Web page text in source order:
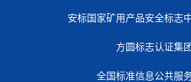
安标国家矿用产品安全标志
方圆标志认证集团
全国标准信息公共服